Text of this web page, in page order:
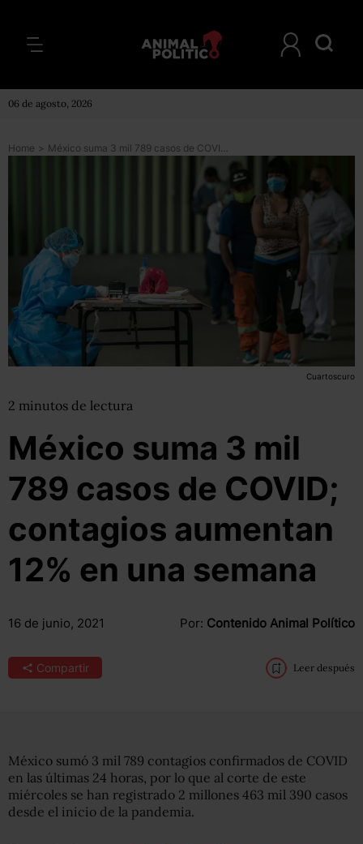
06 de agosto, 2026
Home > México suma 3 mil 789 casos de COVID; contagios aumentan 12% en una semana
Cuartoscuro
2 minutos de lectura
México suma 3 mil
789 casos de COVID;
contagios aumentan
12% en una semana
16 de junio, 2021 Por: Contenido Animal Político
Compartir Leer después
México sumó 3 mil 789 contagios confirmados de COVID
en las últimas 24 horas, por lo que al corte de este
miércoles se han registrado 2 millones 463 mil 390 casos
desde el inicio de la pandemia.